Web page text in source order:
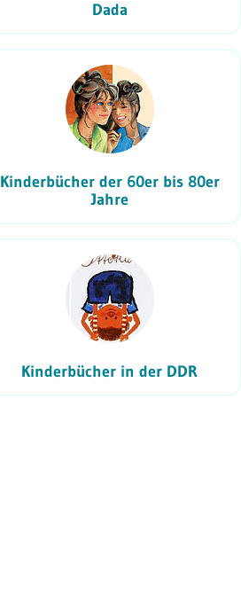
Dada
Kinderbücher der 60er bis 80er
Jahre
Kinderbücher in der DDR